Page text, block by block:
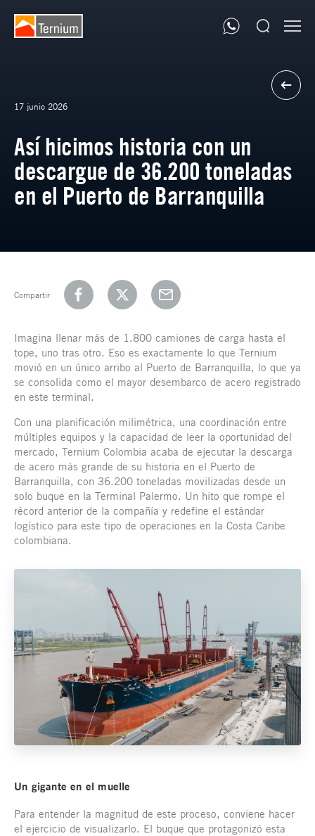
17 junio 2026
Así hicimos historia con un
descargue de 36.200 toneladas
en el Puerto de Barranquilla
Compartir
Imagina llenar más de 1.800 camiones de carga hasta el
tope, uno tras otro. Eso es exactamente lo que Ternium
movió en un único arribo al Puerto de Barranquilla, lo que ya
se consolida como el mayor desembarco de acero registrado
en este terminal.
Con una planificación milimétrica, una coordinación entre
múltiples equipos y la capacidad de leer la oportunidad del
mercado, Ternium Colombia acaba de ejecutar la descarga
de acero más grande de su historia en el Puerto de
Barranquilla, con 36.200 toneladas movilizadas desde un
solo buque en la Terminal Palermo. Un hito que rompe el
récord anterior de la compañía y redefine el estándar
logístico para este tipo de operaciones en la Costa Caribe
colombiana.
Un gigante en el muelle
Para entender la magnitud de este proceso, conviene hacer
el ejercicio de visualizarlo. El buque que protagonizó esta